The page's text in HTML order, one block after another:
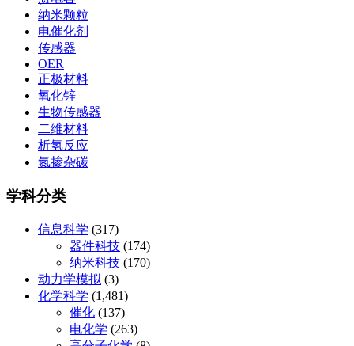
纳米颗粒
电催化剂
传感器
OER
正极材料
氧化锌
生物传感器
二维材料
析氢反应
氮掺杂碳
学科分类
信息科学 (317)
器件科技 (174)
纳米科技 (170)
动力学模拟 (3)
化学科学 (1,481)
催化 (137)
电化学 (263)